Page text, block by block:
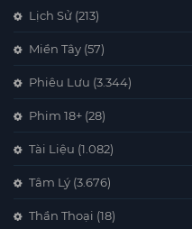
Lịch Sử (213)
Miền Tây (57)
Phiêu Lưu (3.344)
Phim 18+ (28)
Tài Liệu (1.082)
Tâm Lý (3.676)
Thần Thoại (18)